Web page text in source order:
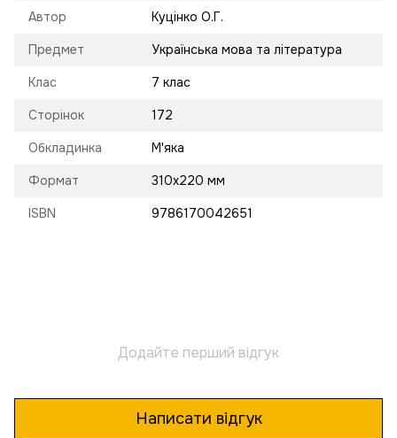
Автор Куцінко О.Г.
Предмет Українська мова та література
Клас 7 клас
Сторінок 172
Обкладинка М'яка
Формат 310х220 мм
ISBN 9786170042651
Додайте перший відгук
Написати відгук